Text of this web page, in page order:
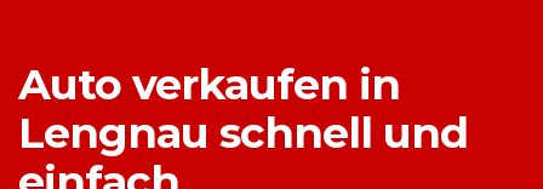
Auto verkaufen in
Lengnau schnell und